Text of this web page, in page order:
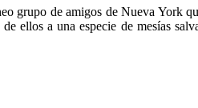
grupo de amigos de Nueva York
ellos a una especie de mesías